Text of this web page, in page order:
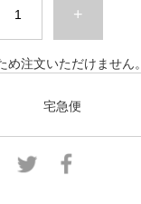
+
め注文いただけません。
宅急便